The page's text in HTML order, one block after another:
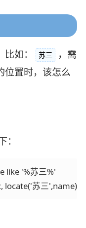
如： 苏三
，需
位置时，该怎么
like '%苏三%'
locate('苏三',name)